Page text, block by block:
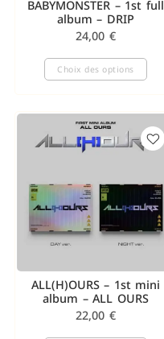
BABYMONSTER – 1st full
album – DRIP
24,00 €
Choix des options
ALL(H)OURS – 1st mini
album – ALL OURS
22,00 €